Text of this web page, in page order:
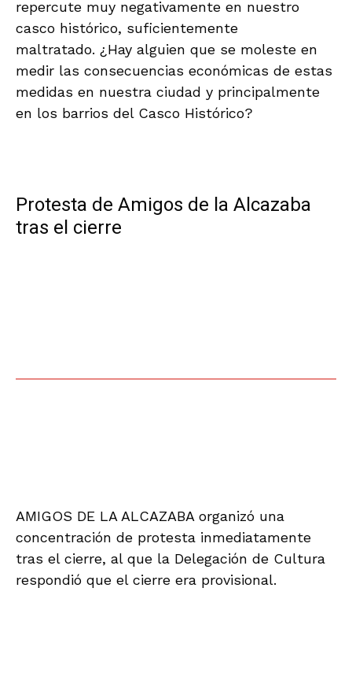
repercute muy negativamente en nuestro
casco histórico, suficientemente
maltratado. ¿Hay alguien que se moleste en
medir las consecuencias económicas de estas
medidas en nuestra ciudad y principalmente
en los barrios del Casco Histórico?
Protesta de Amigos de la Alcazaba
tras el cierre
AMIGOS DE LA ALCAZABA organizó una
concentración de protesta inmediatamente
tras el cierre, al que la Delegación de Cultura
respondió que el cierre era provisional.